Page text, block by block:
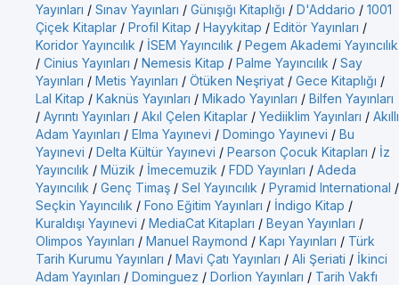
Yayınları / Sınav Yayınları / Günışığı Kitaplığı / D'Addario / 1001
Çiçek Kitaplar / Profil Kitap / Hayykitap / Editör Yayınları /
Koridor Yayıncılık / İSEM Yayıncılık / Pegem Akademi Yayıncılık
/ Cinius Yayınları / Nemesis Kitap / Palme Yayıncılık / Say
Yayınları / Metis Yayınları / Ötüken Neşriyat / Gece Kitaplığı /
Lal Kitap / Kaknüs Yayınları / Mikado Yayınları / Bilfen Yayınları
/ Ayrıntı Yayınları / Akıl Çelen Kitaplar / Yediiklim Yayınları / Akıllı
Adam Yayınları / Elma Yayınevi / Domingo Yayınevi / Bu
Yayınevi / Delta Kültür Yayınevi / Pearson Çocuk Kitapları / İz
Yayıncılık / Müzik / İmecemuzik / FDD Yayınları / Adeda
Yayıncılık / Genç Timaş / Sel Yayıncılık / Pyramid International /
Seçkin Yayıncılık / Fono Eğitim Yayınları / İndigo Kitap /
Kuraldışı Yayınevi / MediaCat Kitapları / Beyan Yayınları /
Olimpos Yayınları / Manuel Raymond / Kapı Yayınları / Türk
Tarih Kurumu Yayınları / Mavi Çatı Yayınları / Ali Şeriati / İkinci
Adam Yayınları / Dominguez / Dorlion Yayınları / Tarih Vakfı